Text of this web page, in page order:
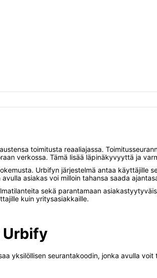
toimitusta reaaliajassa.
verkossa. Tämä lisää läpinäkyvyyttä ja
Urbifyn järjestelmä antaa käyttäjille
asiakas voi milloin tahansa saada
sekä parantamaan
kuin yritysasiakkaille.
Urbify
yksilöllisen seurantakoodin, jonka avulla